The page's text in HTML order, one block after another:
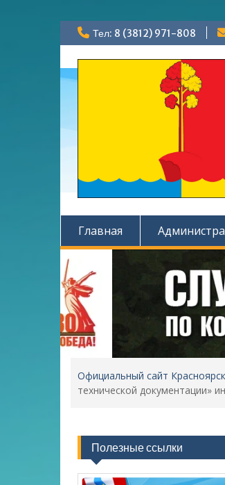
Перейти
к
содержимому
Тел: 8 (3812) 971-808
Главная
Официальный сайт
технической документации»
Полезные ссылки